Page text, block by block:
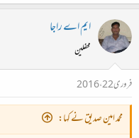
ایم اے راجا
محفلین
فروری 22، 2016
محمد امین صدیق نے کہا: